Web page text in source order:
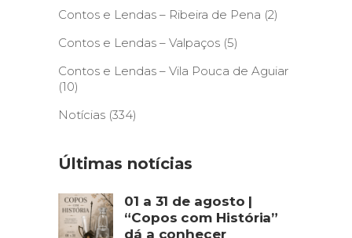
Contos e Lendas – Ribeira de Pena (2)
Contos e Lendas – Valpaços (5)
Contos e Lendas – Vila Pouca de Aguiar
(10)
Notícias (334)
Últimas notícias
01 a 31 de agosto |
“Copos com História”
dá a conhecer